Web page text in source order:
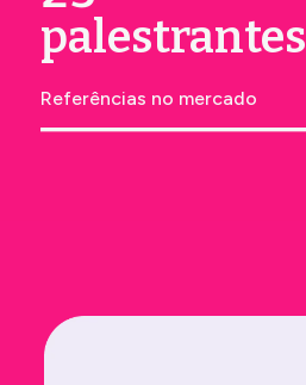
palestrantes
Referências no mercado